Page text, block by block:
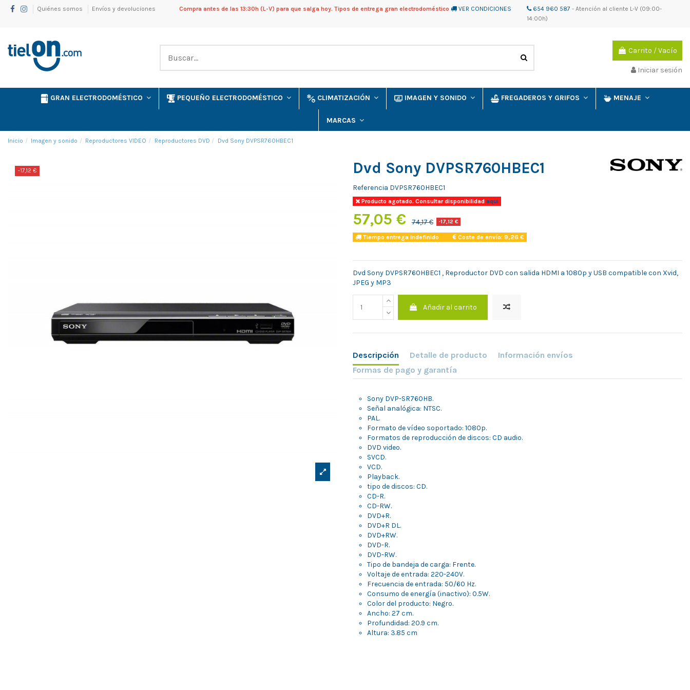
Quiénes somos Envíos y devoluciones Compra antes de las 13:30h (L-V) para que salga hoy. Tipos de entrega gran electrodoméstico VER CONDICIONES 654 960 587 - Atención al cliente L-V (09:00-
14:00h)
Carrito /Vacío
Iniciar sesión
GRAN ELECTRODOMÉSTICO PEQUEÑO ELECTRODOMÉSTICO CLIMATIZACIÓN IMAGEN Y SONIDO FREGADEROS Y GRIFOS MENAJE
MARCAS
Inicio Imagen y sonido Reproductores VIDEO Reproductores DVD Dvd Sony DVPSR760HBEC1
-17,12 € Dvd Sony DVPSR760HBEC1
Referencia DVPSR760HBEC1
Producto agotado. Consultar disponibilidadaqui
57,05 € 74,17 € -17,12 €
Tiempo entrega indefinido Coste de envío: 9,26 €
Dvd Sony DVPSR760HBEC1 , Reproductor DVD con salida HDMI a 1080p y USB compatible con Xvid,
JPEG y MP3
Añadir al carrito
Descripción Detalle de producto
Información envíos
Formas de pago y garantía
Sony DVP-SR760HB.
Señal analógica: NTSC.
PAL.
Formato de vídeo soportado: 1080p.
Formatos de reproducción de discos: CD audio.
DVD video.
SVCD.
VCD.
Playback.
tipo de discos: CD.
CD-R.
CD-RW.
DVD+R.
DVD+R DL.
DVD+RW.
DVD-R.
DVD-RW.
Tipo de bandeja de carga: Frente.
Voltaje de entrada: 220-240V.
Frecuencia de entrada: 50/60 Hz.
Consumo de energía (inactivo): 0.5W.
Color del producto: Negro.
Ancho: 27 cm.
Profundidad: 20.9 cm.
Altura: 3.85 cm